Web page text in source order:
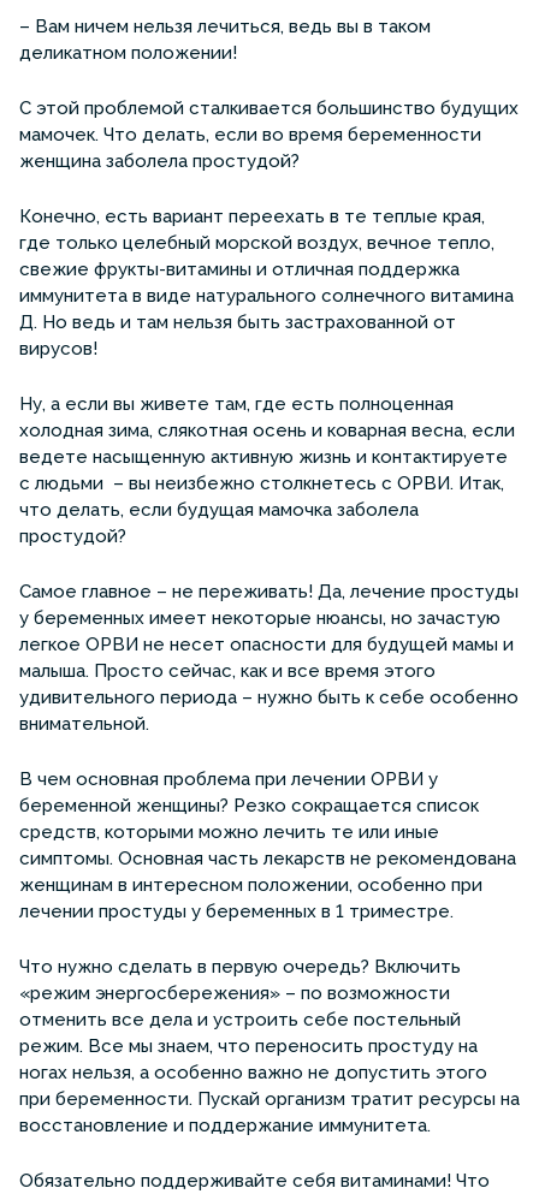
– Вам ничем нельзя лечиться, ведь вы в таком
деликатном положении!
С этой проблемой сталкивается большинство будущих
мамочек. Что делать, если во время беременности
женщина заболела простудой?
Конечно, есть вариант переехать в те теплые края,
где только целебный морской воздух, вечное тепло,
свежие фрукты-витамины и отличная поддержка
иммунитета в виде натурального солнечного витамина
Д. Но ведь и там нельзя быть застрахованной от
вирусов!
Ну, а если вы живете там, где есть полноценная
холодная зима, слякотная осень и коварная весна, если
ведете насыщенную активную жизнь и контактируете
с людьми – вы неизбежно столкнетесь с ОРВИ. Итак,
что делать, если будущая мамочка заболела
простудой?
Самое главное – не переживать! Да, лечение простуды
у беременных имеет некоторые нюансы, но зачастую
легкое ОРВИ не несет опасности для будущей мамы и
малыша. Просто сейчас, как и все время этого
удивительного периода – нужно быть к себе особенно
внимательной.
В чем основная проблема при лечении ОРВИ у
беременной женщины? Резко сокращается список
средств, которыми можно лечить те или иные
симптомы. Основная часть лекарств не рекомендована
женщинам в интересном положении, особенно при
лечении простуды у беременных в 1 триместре.
Что нужно сделать в первую очередь? Включить
«режим энергосбережения» – по возможности
отменить все дела и устроить себе постельный
режим. Все мы знаем, что переносить простуду на
ногах нельзя, а особенно важно не допустить этого
при беременности. Пускай организм тратит ресурсы на
восстановление и поддержание иммунитета.
Обязательно поддерживайте себя витаминами! Что